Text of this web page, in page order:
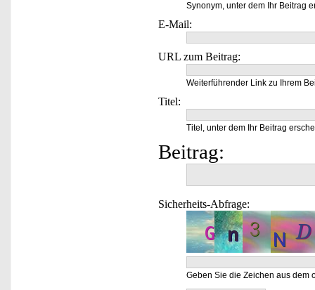
Synonym, unter dem Ihr Beitrag
E-Mail:
URL zum Beitrag:
Weiterführender Link zu Ihrem
Titel:
Titel, unter dem Ihr Beitrag
Beitrag:
Sicherheits-Abfrage:
Geben Sie die Zeichen aus dem